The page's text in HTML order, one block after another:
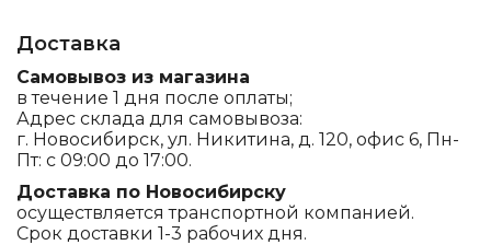
Доставка
Самовывоз из магазина
в течение 1 дня после оплаты;
Адрес склада для самовывоза:
г. Новосибирск, ул. Никитина, д. 120, офис 6, Пн-
Пт: с 09:00 до 17:00.
Доставка по Новосибирску
осуществляется транспортной компанией.
Срок доставки 1-3 рабочих дня.